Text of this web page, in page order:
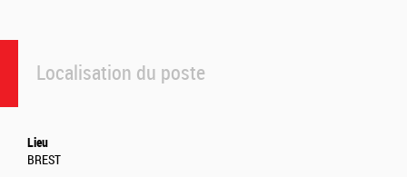
Localisation du poste
Lieu
BREST